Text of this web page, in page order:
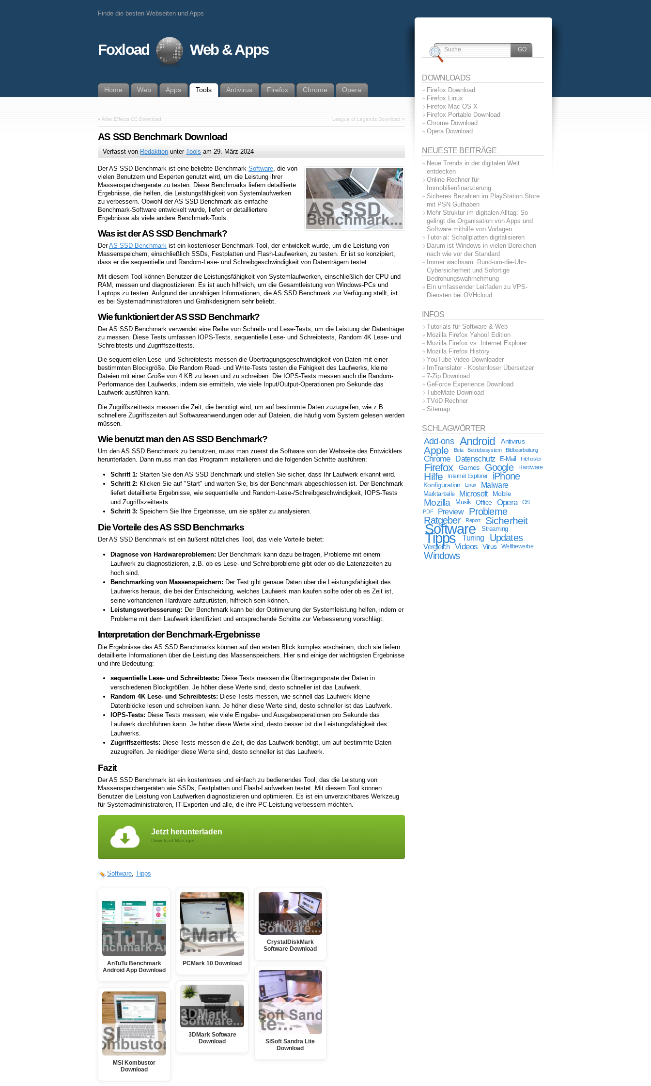
Finde die besten Webseiten und Apps
Foxload Web & Apps
Home Web Apps Tools Antivirus Firefox Chrome Opera
« After Effects CC Download League of Legends Download »
AS SSD Benchmark Download
Verfasst von Redaktion unterTools am29. März 2024
Der AS SSD Benchmark ist eine beliebte Benchmark-Software, die von
vielen Benutzern und Experten genutzt wird, um die Leistung ihrer
Massenspeichergeräte zu testen. Diese Benchmarks liefern detaillierte
Ergebnisse, die helfen, die Leistungsfähigkeit von Systemlaufwerken
zu verbessern. Obwohl der AS SSD Benchmark als einfache
Benchmark-Software entwickelt wurde, liefert er detailliertere
Ergebnisse als viele andere Benchmark-Tools.
Was ist der AS SSD Benchmark?
DerAS SSD Benchmark ist ein kostenloser Benchmark-Tool, der entwickelt wurde, um die Leistung von
Massenspeichern, einschließlich SSDs, Festplatten und Flash-Laufwerken, zu testen. Er ist so konzipiert,
dass er die sequentielle und Random-Lese- und Schreibgeschwindigkeit von Datenträgern testet.
Mit diesem Tool können Benutzer die Leistungsfähigkeit von Systemlaufwerken, einschließlich der CPU und
RAM, messen und diagnostizieren. Es ist auch hilfreich, um die Gesamtleistung von Windows-PCs und
Laptops zu testen. Aufgrund der unzähligen Informationen, die AS SSD Benchmark zur Verfügung stellt, ist
es bei Systemadministratoren und Grafikdesignern sehr beliebt.
Wie funktioniert der AS SSD Benchmark?
Der AS SSD Benchmark verwendet eine Reihe von Schreib- und Lese-Tests, um die Leistung der Datenträger
zu messen. Diese Tests umfassen IOPS-Tests, sequentielle Lese- und Schreibtests, Random 4K Lese- und
Schreibtests und Zugriffszeittests.
Die sequentiellen Lese- und Schreibtests messen die Übertragungsgeschwindigkeit von Daten mit einer
bestimmten Blockgröße. Die Random Read- und Write-Tests testen die Fähigkeit des Laufwerks, kleine
Dateien mit einer Größe von 4 KB zu lesen und zu schreiben. Die IOPS-Tests messen auch die Random-
Performance des Laufwerks, indem sie ermitteln, wie viele Input/Output-Operationen pro Sekunde das
Laufwerk ausführen kann.
Die Zugriffszeittests messen die Zeit, die benötigt wird, um auf bestimmte Daten zuzugreifen, wie z.B.
schnellere Zugriffszeiten auf Softwareanwendungen oder auf Dateien, die häufig vom System gelesen werden
müssen.
Wie benutzt man den AS SSD Benchmark?
Um den AS SSD Benchmark zu benutzen, muss man zuerst die Software von der Webseite des Entwicklers
herunterladen. Dann muss man das Programm installieren und die folgenden Schritte ausführen:
Schritt 1: Starten Sie den AS SSD Benchmark und stellen Sie sicher, dass Ihr Laufwerk erkannt wird.
Schritt 2: Klicken Sie auf "Start" und warten Sie, bis der Benchmark abgeschlossen ist. Der Benchmark
liefert detaillierte Ergebnisse, wie sequentielle und Random-Lese-/Schreibgeschwindigkeit, IOPS-Tests
und Zugriffszeittests.
Schritt 3: Speichern Sie Ihre Ergebnisse, um sie später zu analysieren.
Die Vorteile des AS SSD Benchmarks
Der AS SSD Benchmark ist ein äußerst nützliches Tool, das viele Vorteile bietet:
Diagnose von Hardwareproblemen: Der Benchmark kann dazu beitragen, Probleme mit einem
Laufwerk zu diagnostizieren, z.B. ob es Lese- und Schreibprobleme gibt oder ob die Latenzzeiten zu
hoch sind.
Benchmarking von Massenspeichern: Der Test gibt genaue Daten über die Leistungsfähigkeit des
Laufwerks heraus, die bei der Entscheidung, welches Laufwerk man kaufen sollte oder ob es Zeit ist,
seine vorhandenen Hardware aufzurüsten, hilfreich sein können.
Leistungsverbesserung: Der Benchmark kann bei der Optimierung der Systemleistung helfen, indem er
Probleme mit dem Laufwerk identifiziert und entsprechende Schritte zur Verbesserung vorschlägt.
Interpretation der Benchmark-Ergebnisse
Die Ergebnisse des AS SSD Benchmarks können auf den ersten Blick komplex erscheinen, doch sie liefern
detaillierte Informationen über die Leistung des Massenspeichers. Hier sind einige der wichtigsten Ergebnisse
und ihre Bedeutung:
sequentielle Lese- und Schreibtests: Diese Tests messen die Übertragungsrate der Daten in
verschiedenen Blockgrößen. Je höher diese Werte sind, desto schneller ist das Laufwerk.
Random 4K Lese- und Schreibtests: Diese Tests messen, wie schnell das Laufwerk kleine
Datenblöcke lesen und schreiben kann. Je höher diese Werte sind, desto schneller ist das Laufwerk.
IOPS-Tests: Diese Tests messen, wie viele Eingabe- und Ausgabeoperationen pro Sekunde das
Laufwerk durchführen kann. Je höher diese Werte sind, desto besser ist die Leistungsfähigkeit des
Laufwerks.
Zugriffszeittests: Diese Tests messen die Zeit, die das Laufwerk benötigt, um auf bestimmte Daten
zuzugreifen. Je niedriger diese Werte sind, desto schneller ist das Laufwerk.
Fazit
Der AS SSD Benchmark ist ein kostenloses und einfach zu bedienendes Tool, das die Leistung von
Massenspeichergeräten wie SSDs, Festplatten und Flash-Laufwerken testet. Mit diesem Tool können
Benutzer die Leistung von Laufwerken diagnostizieren und optimieren. Es ist ein unverzichtbares Werkzeug
für Systemadministratoren, IT-Experten und alle, die ihre PC-Leistung verbessern möchten.
Jetzt herunterladen
Download Manager
Software, Tipps
AnTuTu Benchmark
Android App Download
MSI Kombustor
Download
PCMark 10 Download
3DMark Software
Download
CrystalDiskMark
Software Download
SiSoft Sandra Lite
Download
DOWNLOADS
Firefox Download
Firefox Linux
Firefox Mac OS X
Firefox Portable Download
Chrome Download
Opera Download
NEUESTE BEITRÄGE
Neue Trends in der digitalen Welt
entdecken
Online-Rechner für
Immobilienfinanzierung
Sicheres Bezahlen im PlayStation Store
mit PSN Guthaben
Mehr Struktur im digitalen Alltag: So
gelingt die Organisation von Apps und
Software mithilfe von Vorlagen
Tutorial: Schallplatten digitalisieren
Darum ist Windows in vielen Bereichen
nach wie vor der Standard
Immer wachsam: Rund-um-die-Uhr-
Cybersicherheit und Sofortige
Bedrohungswahrnehmung
Ein umfassender Leitfaden zu VPS-
Diensten bei OVHcloud
INFOS
Tutorials für Software & Web
Mozilla Firefox Yahoo! Edition
Mozilla Firefox vs. Internet Explorer
Mozilla Firefox History
YouTube Video Downloader
ImTranslator - Kostenloser Übersetzer
7-Zip Download
GeForce Experience Download
TubeMate Download
TVöD Rechner
Sitemap
SCHLAGWÖRTER
Add-ons Android Antivirus
Apple Beta Betriebssystem Bildbearbeitung
Chrome Datenschutz E-Mail Filehoster
Firefox Games Google Hardware
Hilfe Internet Explorer iPhone
Konfiguration Linux Malware
Marktanteile Microsoft Mobile
Mozilla Musik Office Opera
OS
PDF
Preview
Probleme
Ratgeber
Report Sicherheit
Software Streaming
Tipps Tuning Updates
Vergleich Videos Virus Wettbewerbe
Windows